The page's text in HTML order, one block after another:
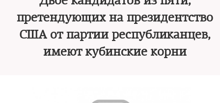
претендующих на президентство
США от партии республиканцев,
имеют кубинские корни